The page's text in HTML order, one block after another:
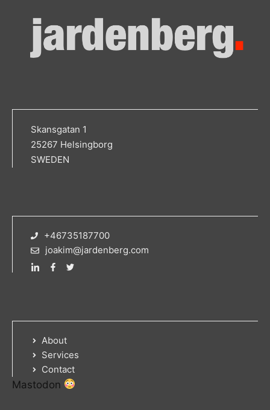
Skansgatan 1
25267 Helsingborg
SWEDEN
+46735187700
joakim@jardenberg.com
About
Services
Contact
Mastodon